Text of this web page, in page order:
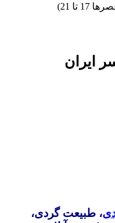
ایران
، طبیعت گردی،